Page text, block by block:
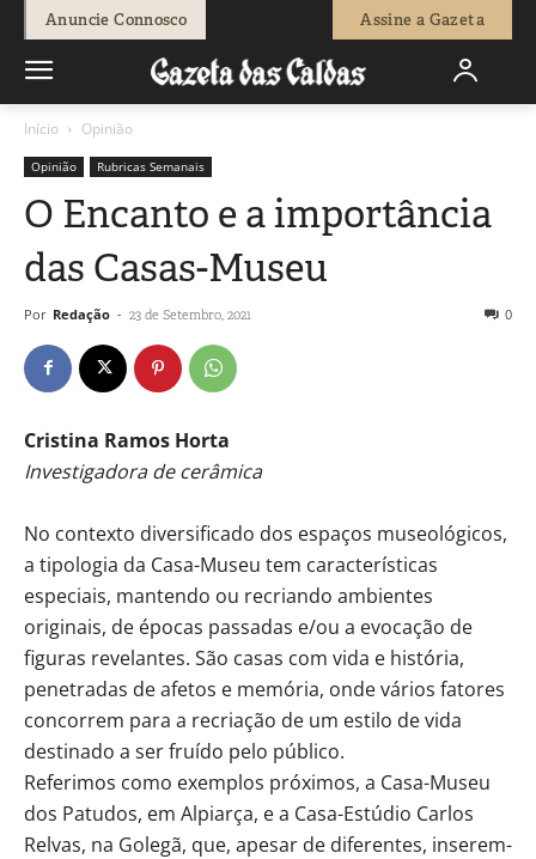
Anuncie Connosco Assine a Gazeta
Início Opinião
Opinião Rubricas Semanais
O Encanto e a importância
das Casas-Museu
Por Redação - 23 de Setembro, 2021 0
Cristina Ramos Horta
Investigadora de cerâmica
No contexto diversificado dos espaços museológicos,
a tipologia da Casa-Museu tem características
especiais, mantendo ou recriando ambientes
originais, de épocas passadas e/ou a evocação de
figuras revelantes. São casas com vida e história,
penetradas de afetos e memória, onde vários fatores
concorrem para a recriação de um estilo de vida
destinado a ser fruído pelo público.
Referimos como exemplos próximos, a Casa-Museu
dos Patudos, em Alpiarça, e a Casa-Estúdio Carlos
Relvas, na Golegã, que, apesar de diferentes, inserem-